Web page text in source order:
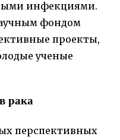
инфекциями.
фондом
проекты,
ученые
рака
перспективных